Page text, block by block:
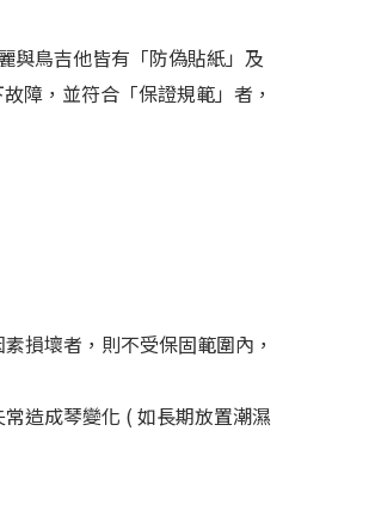
鳥吉他皆有「防偽貼紙」及
障，並符合「保證規範」者，
損壞者，則不受保固範圍內，
造成琴變化 ( 如長期放置潮濕